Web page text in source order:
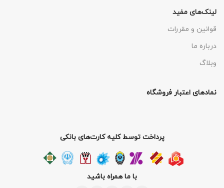
لینک‌های مفید
قوانین و مقررات
درباره ما
وبلاگ
نمادهای اعتبار فروشگاه
پرداخت توسط کلیه کارت‌های بانکی
با ما همراه باشید